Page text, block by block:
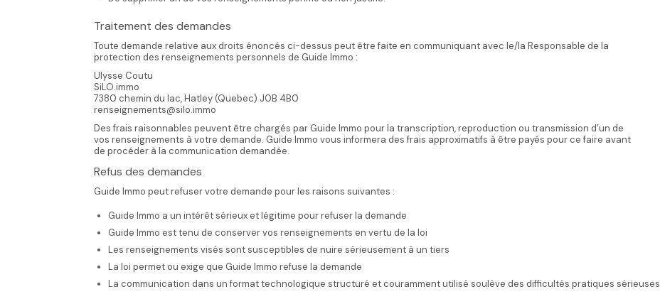
Traitement des demandes
Toute demande relative aux droits énoncés ci-dessus peut être faite en communiquant avec le/la Responsable de la
protection des renseignements personnels de Guide Immo :
Ulysse Coutu
SiLO.immo
7380 chemin du lac, Hatley (Quebec) J0B 4B0
renseignements@silo.immo
Des frais raisonnables peuvent être chargés par Guide Immo pour la transcription, reproduction ou transmission d’un de
vos renseignements à votre demande. Guide Immo vous informera des frais approximatifs à être payés pour ce faire avant
de procéder à la communication demandée.
Refus des demandes
Guide Immo peut refuser votre demande pour les raisons suivantes :
Guide Immo a un intérêt sérieux et légitime pour refuser la demande
Guide Immo est tenu de conserver vos renseignements en vertu de la loi
Les renseignements visés sont susceptibles de nuire sérieusement à un tiers
La loi permet ou exige que Guide Immo refuse la demande
La communication dans un format technologique structuré et couramment utilisé soulève des difficultés pratiques sérieuses